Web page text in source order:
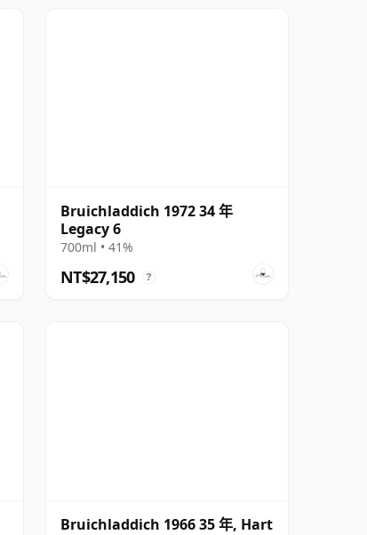
Bruichladdich 1972 34 年
Legacy 6
700ml • 41%
NT$27,150 ?
Bruichladdich 1966 35 年, Hart